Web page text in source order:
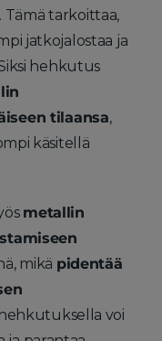
Tämä tarkoittaa,
jatkojalostaa ja
hehkutus
tilaansa,
käsitellä
metallin
mikä pidentää
hehkutuksella voi